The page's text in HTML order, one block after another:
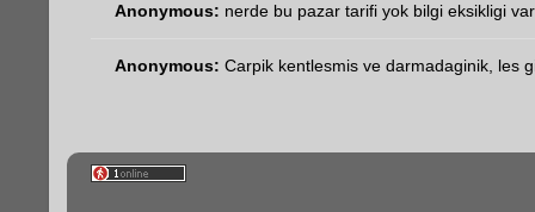
Anonymous: nerde bu pazar tarifi yok bilgi eksikligi var
Anonymous: Carpik kentlesmis ve darmadaginik, les